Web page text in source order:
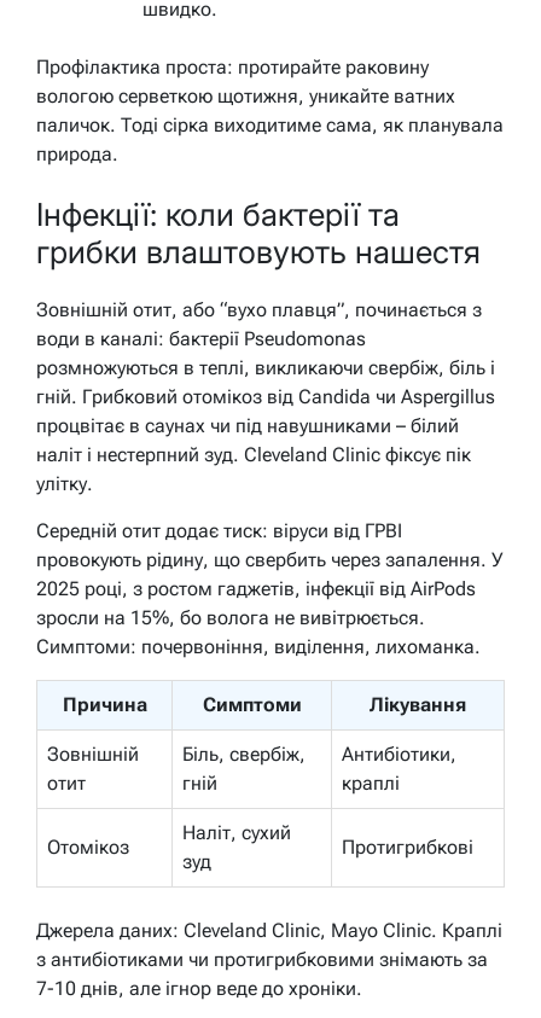
швидко.
Профілактика проста: протирайте раковину
вологою серветкою щотижня, уникайте ватних
паличок. Тоді сірка виходитиме сама, як планувала
природа.
Інфекції: коли бактерії та
грибки влаштовують нашестя
Зовнішній отит, або “вухо плавця”, починається з
води в каналі: бактерії Pseudomonas
розмножуються в теплі, викликаючи свербіж, біль і
гній. Грибковий отомікоз від Candida чи Aspergillus
процвітає в саунах чи під навушниками – білий
наліт і нестерпний зуд. Cleveland Clinic фіксує пік
улітку.
Середній отит додає тиск: віруси від ГРВІ
провокують рідину, що свербить через запалення. У
2025 році, з ростом гаджетів, інфекції від AirPods
зросли на 15%, бо волога не вивітрюється.
Симптоми: почервоніння, виділення, лихоманка.
Причина Симптоми Лікування
Зовнішній
отит
Біль, свербіж,
гній
Антибіотики,
краплі
Отомікоз
Наліт, сухий
зуд
Протигрибкові
Джерела даних: Cleveland Clinic, Mayo Clinic. Краплі
з антибіотиками чи протигрибковими знімають за
7-10 днів, але ігнор веде до хроніки.